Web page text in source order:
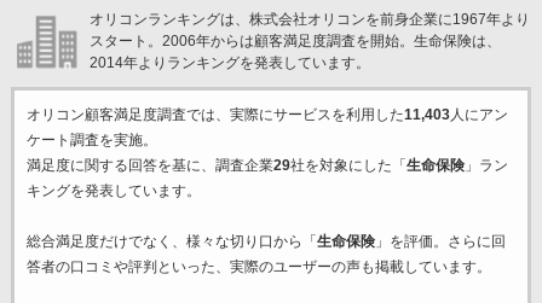
オリコンランキングは、株式会社オリコンを前身企業に1967年より
スタート。2006年からは顧客満足度調査を開始。生命保険は、
2014年よりランキングを発表しています。
オリコン顧客満足度調査では、実際にサービスを利用した11,403人にアン
ケート調査を実施。
満足度に関する回答を基に、調査企業29社を対象にした「 生命保険」ラン
キングを発表しています。
総合満足度だけでなく、様々な切り口から「 生命保険」を評価。さらに回
答者の口コミや評判といった、実際のユーザーの声も掲載しています。